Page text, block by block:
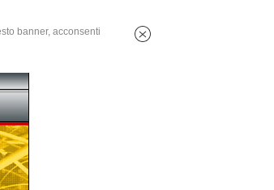
banner, acconsenti